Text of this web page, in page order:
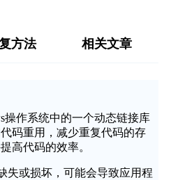
方法 相关文章
操作系统中的一个动态链接库
码重用，减少重复代码的存
高代码的效率。
失或损坏，可能会导致应用程